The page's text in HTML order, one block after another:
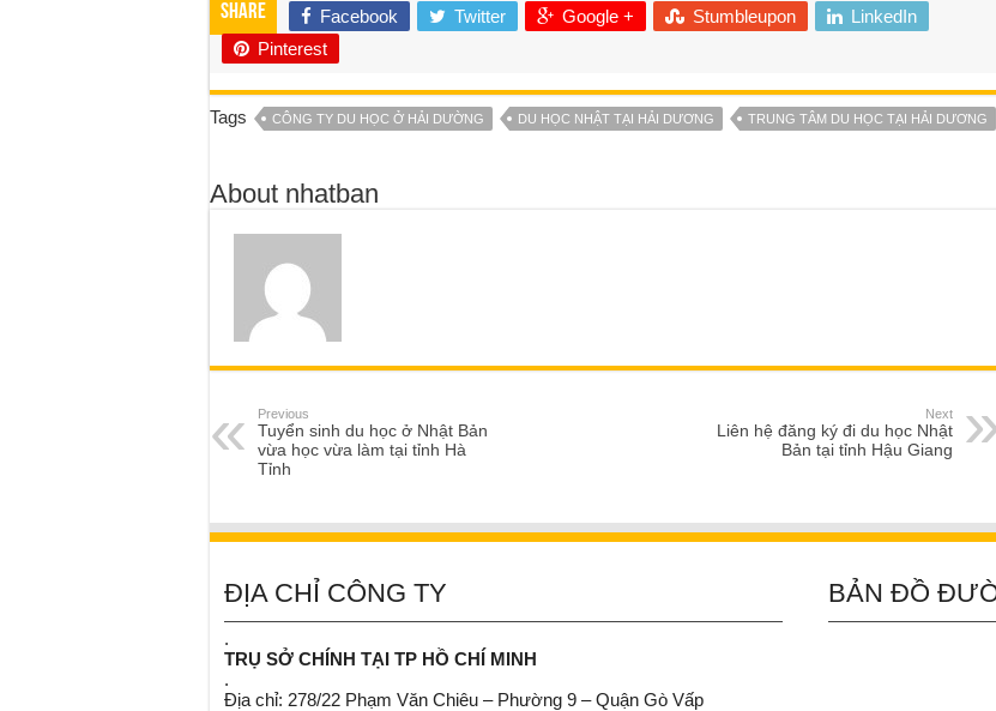
Share Facebook Twitter Google + Stumbleupon
LinkedIn
Pinterest
Tags CÔNG TY DU HỌC Ở HẢI DƯỜNG DU HỌC NHẬT TẠI HẢI DƯƠNG TRUNG TÂM DU HỌC TẠI HẢI DƯƠNG
About nhatban
Previous
Tuyển sinh du học ở Nhật Bản
vừa học vừa làm tại tỉnh Hà
Tỉnh
Next
Liên hệ đăng ký đi du học Nhật
Bản tại tỉnh Hậu Giang
ĐỊA CHỈ CÔNG TY
.
TRỤ SỞ CHÍNH TẠI TP HỒ CHÍ MINH
.
Địa chỉ: 278/22 Phạm Văn Chiêu – Phường 9 – Quận Gò Vấp
BẢN ĐỒ